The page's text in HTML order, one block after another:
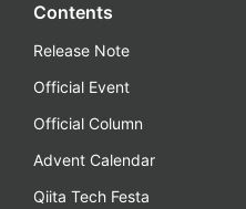
Contents
Release Note
Official Event
Official Column
Advent Calendar
Qiita Tech Festa